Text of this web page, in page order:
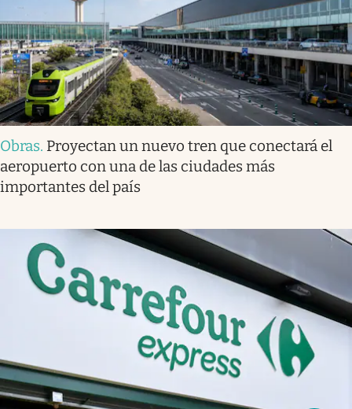
Obras. Proyectan un nuevo tren que conectará el
aeropuerto con una de las ciudades más
importantes del país